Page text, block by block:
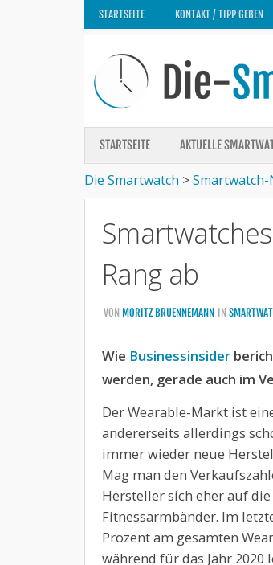
STARTSEITE KONTAKT / TIPP GEBEN
STARTSEITE AKTUELLE
Die Smartwatch >Smartwatch-
Rang ab
VON MORITZ BRUENNEMANN IN
Wie Businessinsider
werden, gerade auch im
Der Wearable-Markt ist
andererseits allerdings
immer wieder neue
Mag man den
Hersteller sich eher auf die
Fitnessarmbänder. Im
Prozent am gesamten
während für das Jahr